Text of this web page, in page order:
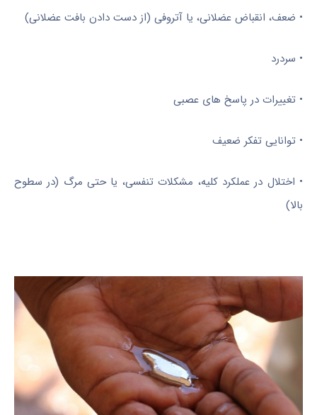
• ضعف، انقباض عضلانی، یا آتروفی (از دست دادن بافت عضلانی)
• سردرد
• تغییرات در پاسخ های عصبی
• توانایی تفکر ضعیف
• اختلال در عملکرد کلیه، مشکلات تنفسی، یا حتی مرگ (در سطوح
بالا)